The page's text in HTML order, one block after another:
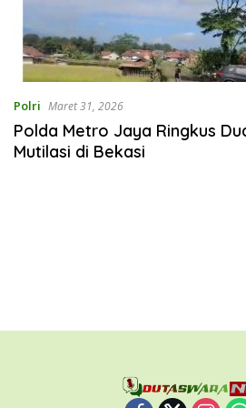
Polri Maret 31, 2026
Polda Metro Jaya Ringkus
Mutilasi di Bekasi